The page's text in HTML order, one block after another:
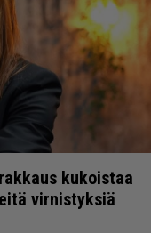
kukoistaa
virnistyksiä